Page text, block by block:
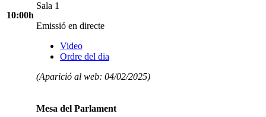
10:00h
Sala 1
Emissió en directe
Video
Ordre del dia
(Aparició al web: 04/02/2025)
Mesa del Parlament